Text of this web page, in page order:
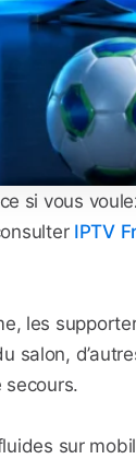
si vous
IPTV
les
salon,
secours.
sur